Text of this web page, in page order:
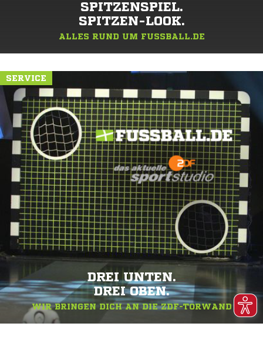
SPITZENSPIEL.
SPITZEN-LOOK.
ALLES RUND UM FUSSBALL.DE
SERVICE
DREI UNTEN.
DREI OBEN.
WIR BRINGEN DICH AN DIE ZDF-TORWAND